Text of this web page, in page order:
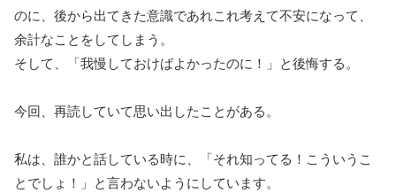
のに、後から出てきた意識であれこれ考えて不安になって、
余計なことをしてしまう。
そして、「我慢しておけばよかったのに！」と後悔する。
今回、再読していて思い出したことがある。
私は、誰かと話している時に、「それ知ってる！こういうこ
とでしょ！」と言わないようにしています。